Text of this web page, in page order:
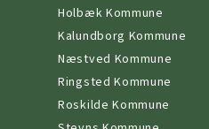
Holbæk Kommune
Kalundborg Kommune
Næstved Kommune
Ringsted Kommune
Roskilde Kommune